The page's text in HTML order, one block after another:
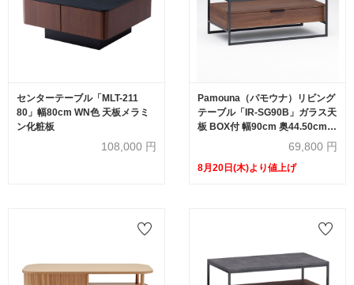
センターテーブル「MLT-211
80」幅80cm WN色 天板メラミ
ン化粧板
108,000 円
Pamouna（パモウナ）リビング
テーブル「IR-SG90B」ガラス天
板 BOX付 幅90cm 奥44.50cm
69,800 円
8月20日(木)より値上げ